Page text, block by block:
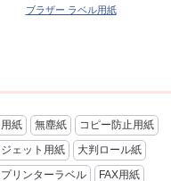
ブラザー ラベル用紙
紙 無塵紙 コピー防止用紙
ェット用紙 大判ロール紙
プリンターラベル FAX用紙